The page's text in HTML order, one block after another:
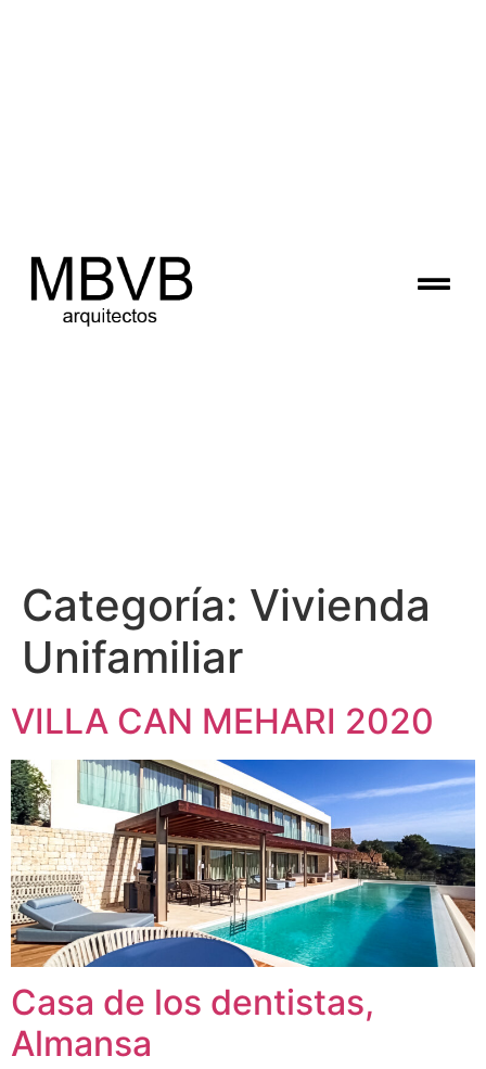
Categoría: Vivienda
Unifamiliar
VILLA CAN MEHARI 2020
Casa de los dentistas,
Almansa